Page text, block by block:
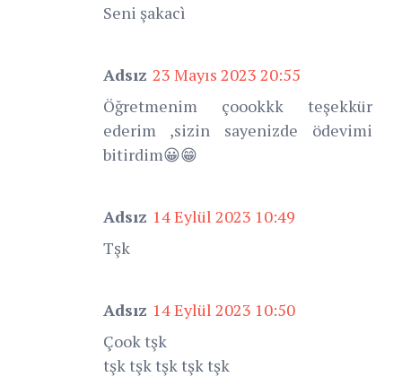
Seni şakacì
Adsız 23 Mayıs 2023 20:55
Öğretmenim çoookkk teşekkür
ederim ,sizin sayenizde ödevimi
bitirdim😀😁
Adsız 14 Eylül 2023 10:49
Tşk
Adsız 14 Eylül 2023 10:50
Çook tşk
tşk tşk tşk tşk tşk